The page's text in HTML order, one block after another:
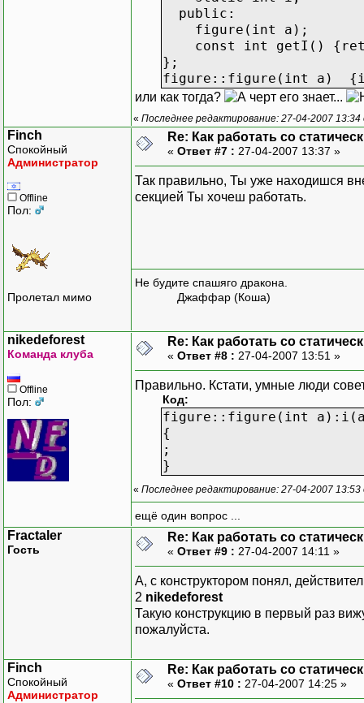
public:
figure(int a);
const int getI()
};
figure::figure(int a)
или как тогда?
« Последнее редактирование: 27-04-2007
Finch
Спокойный
Администратор
Offline
Пол:
Пролетал мимо
Re: Как работать со
« Ответ #7 : 27-04-2007 13:37 »
Так правильно, Ты уже находишся
секцией Ты хочеш работать.
Не будите спашяго дракона.
Джаффар (Коша)
nikedeforest
Команда клуба
Offline
Пол:
Re: Как работать со
« Ответ #8 : 27-04-2007 13:51 »
Правильно. Кстати, умные люди
Код:
figure::figure(int
{
;
}
« Последнее редактирование: 27-04-2007
ещё один вопрос ...
Fractaler
Гость
Re: Как работать со
« Ответ #9 : 27-04-2007 14:11 »
А, с конструктором понял,
2 nikedeforest
Такую конструкцию в первый раз
пожалуйста.
Finch
Спокойный
Администратор
Re: Как работать со
« Ответ #10 : 27-04-2007 14:25 »